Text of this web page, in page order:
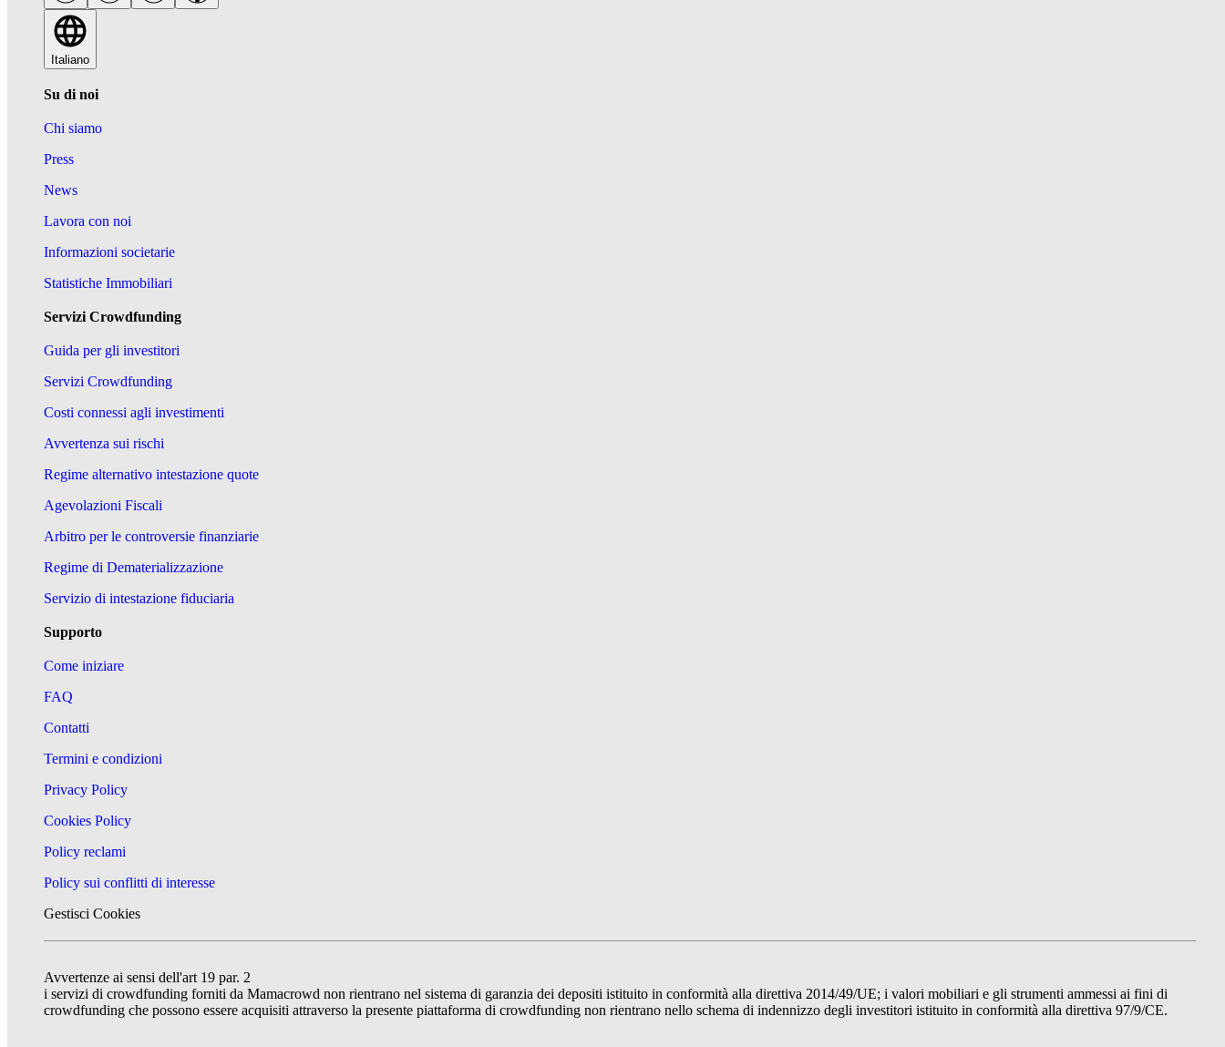
Italiano
Su di noi
Chi siamo
Press
News
Lavora con noi
Informazioni societarie
Statistiche Immobiliari
Servizi Crowdfunding
Guida per gli investitori
Servizi Crowdfunding
Costi connessi agli investimenti
Avvertenza sui rischi
Regime alternativo intestazione quote
Agevolazioni Fiscali
Arbitro per le controversie finanziarie
Regime di Dematerializzazione
Servizio di intestazione fiduciaria
Supporto
Come iniziare
FAQ
Contatti
Termini e condizioni
Privacy Policy
Cookies Policy
Policy reclami
Policy sui conflitti di interesse
Gestisci Cookies
Avvertenze ai sensi dell'art 19 par. 2
i servizi di crowdfunding forniti da Mamacrowd non rientrano nel sistema di garanzia dei depositi istituito in conformità alla direttiva 2014/49/UE; i valori mobiliari e gli strumenti ammessi ai fini di
crowdfunding che possono essere acquisiti attraverso la presente piattaforma di crowdfunding non rientrano nello schema di indennizzo degli investitori istituito in conformità alla direttiva 97/9/CE.